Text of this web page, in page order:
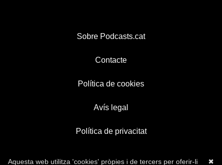
Sobre Podcasts.cat
Contacte
Política de cookies
Avís legal
Política de privacitat
✖
Aquesta web utilitza 'cookies' pròpies i de tercers per oferir-li